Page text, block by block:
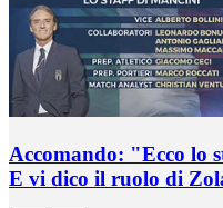
Accomando: "Ecco lo
E vi dico il ruolo di